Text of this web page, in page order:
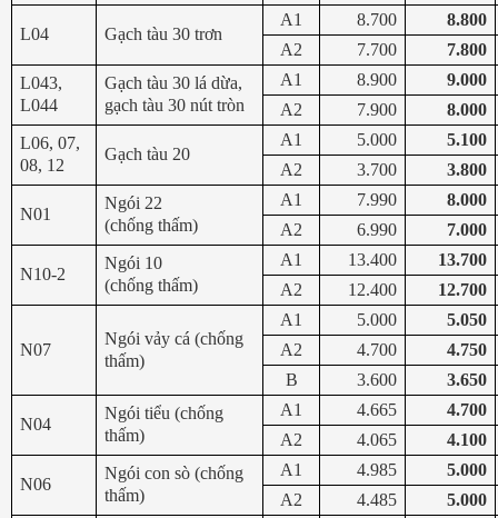
L04 Gạch tàu 30 trơn
A1 8.700
8.800
A2
7.700
7.800
L043,
L044
Gạch tàu 30 lá dừa,
gạch tàu 30 nút tròn
A1 8.900
9.000
A2
7.900
8.000
L06, 07,
08, 12
Gạch tàu 20
A1 5.000
5.100
A2
3.700 3.800
N01
Ngói 22
(chống thấm)
A1 7.990
8.000
A2
6.990 7.000
N10-2
Ngói 10
(chống thấm)
A1 13.400
13.700
A2
12.400 12.700
N07
Ngói vảy cá (chống
thấm)
A1 5.000
5.050
A2
4.700
4.750
B
3.600 3.650
N04
Ngói tiểu (chống
thấm)
A1 4.665
4.700
A2
4.065 4.100
N06
Ngói con sò (chống
thấm)
A1 4.985
5.000
A2
4.485 5.000